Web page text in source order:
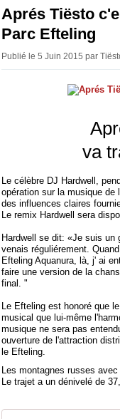
Aprés Tiësto
Parc Efteling
Publié le 5 Juin 2015 par
va
Le célèbre DJ Hardwell,
opération sur la musique de
des influences claires
Le remix Hardwell sera
Hardwell se dit: «Je suis un
venais réguliérement.
Efteling Aquanura, là, j' ai
faire une version de la
final. "
Le Efteling est honoré que
musical que lui-même
musique ne sera pas
ouverture de l'attraction
le Efteling.
Les montagnes russes avec
Le trajet a un dénivelé de